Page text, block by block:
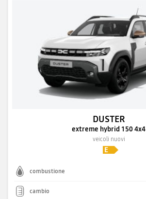
DUSTER
extreme hybrid 150 4x4
veicoli nuovi
combustione
cambio